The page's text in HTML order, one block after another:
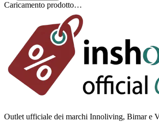
Caricamento prodotto…
Outlet ufficiale dei marchi Innoliving, Bimar e